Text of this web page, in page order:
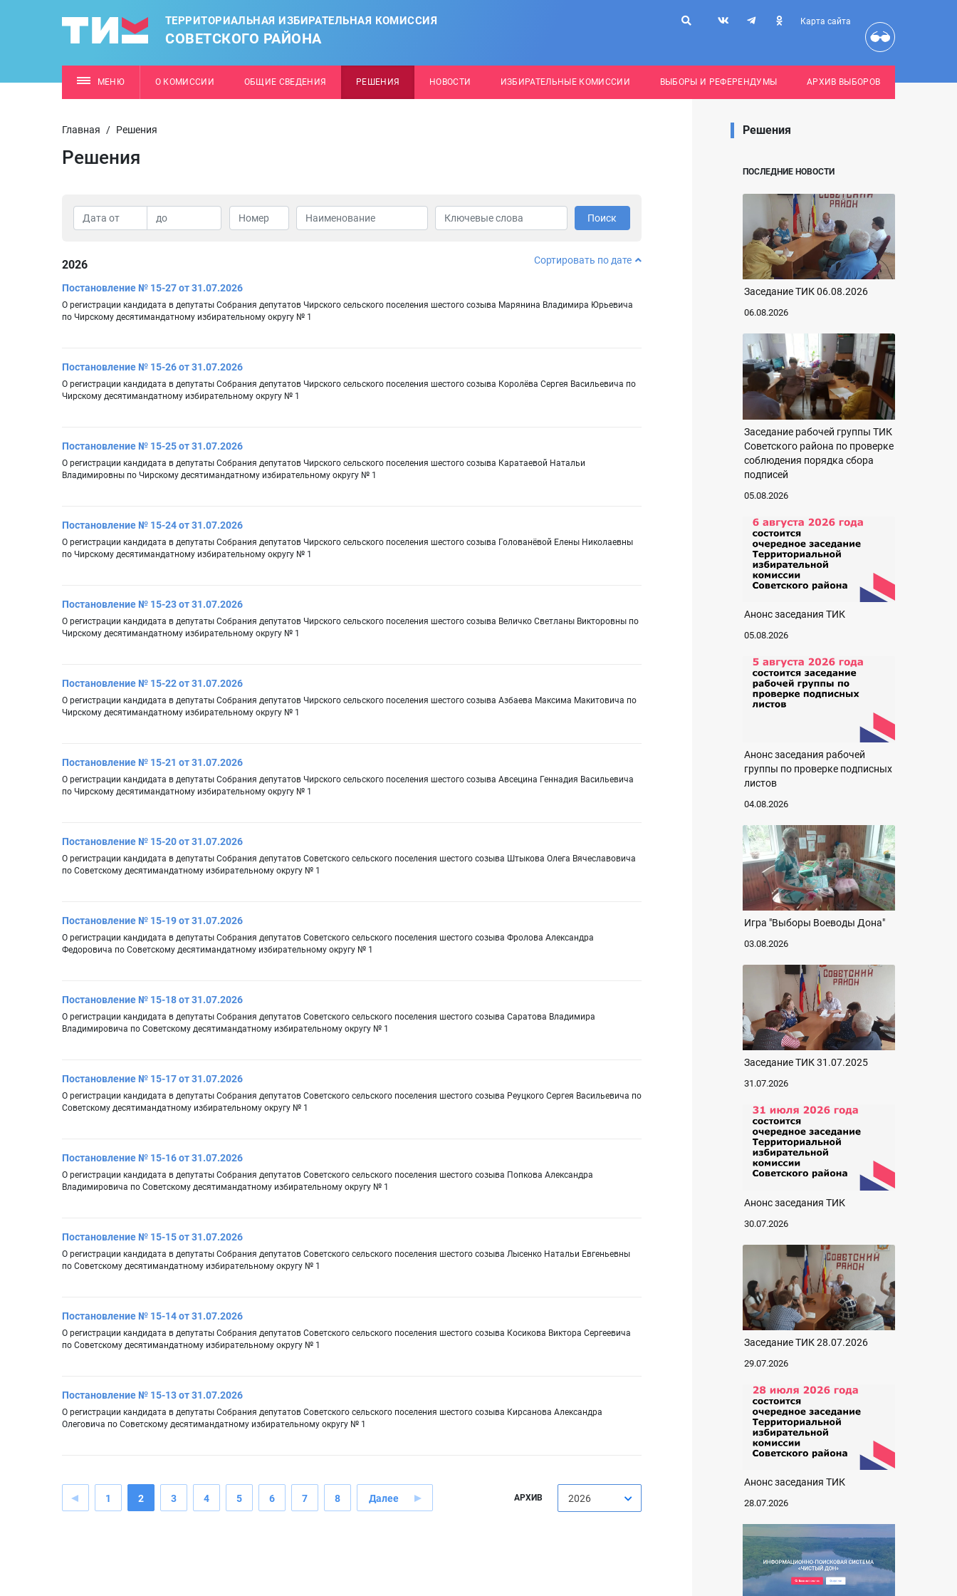
ТЕРРИТОРИАЛЬНАЯ ИЗБИРАТЕЛЬНАЯ КОМИССИЯ
СОВЕТСКОГО РАЙОНА
Карта сайта
МЕНЮ О КОМИССИИ ОБЩИЕ СВЕДЕНИЯ РЕШЕНИЯ НОВОСТИ ИЗБИРАТЕЛЬНЫЕ КОМИССИИ ВЫБОРЫ И РЕФЕРЕНДУМЫ АРХИВ ВЫБОРОВ
Главная / Решения
Решения
Поиск
2026 Сортировать по дате
Постановление № 15-27 от 31.07.2026
О регистрации кандидата в депутаты Собрания депутатов Чирского сельского поселения шестого созыва Марянина Владимира Юрьевича
по Чирскому десятимандатному избирательному округу № 1
Постановление № 15-26 от 31.07.2026
О регистрации кандидата в депутаты Собрания депутатов Чирского сельского поселения шестого созыва Королёва Сергея Васильевича по
Чирскому десятимандатному избирательному округу № 1
Постановление № 15-25 от 31.07.2026
О регистрации кандидата в депутаты Собрания депутатов Чирского сельского поселения шестого созыва Каратаевой Натальи
Владимировны по Чирскому десятимандатному избирательному округу № 1
Постановление № 15-24 от 31.07.2026
О регистрации кандидата в депутаты Собрания депутатов Чирского сельского поселения шестого созыва Голованёвой Елены Николаевны
по Чирскому десятимандатному избирательному округу № 1
Постановление № 15-23 от 31.07.2026
О регистрации кандидата в депутаты Собрания депутатов Чирского сельского поселения шестого созыва Величко Светланы Викторовны по
Чирскому десятимандатному избирательному округу № 1
Постановление № 15-22 от 31.07.2026
О регистрации кандидата в депутаты Собрания депутатов Чирского сельского поселения шестого созыва Азбаева Максима Макитовича по
Чирскому десятимандатному избирательному округу № 1
Постановление № 15-21 от 31.07.2026
О регистрации кандидата в депутаты Собрания депутатов Чирского сельского поселения шестого созыва Авсецина Геннадия Васильевича
по Чирскому десятимандатному избирательному округу № 1
Постановление № 15-20 от 31.07.2026
О регистрации кандидата в депутаты Собрания депутатов Советского сельского поселения шестого созыва Штыкова Олега Вячеславовича
по Советскому десятимандатному избирательному округу № 1
Постановление № 15-19 от 31.07.2026
О регистрации кандидата в депутаты Собрания депутатов Советского сельского поселения шестого созыва Фролова Александра
Федоровича по Советскому десятимандатному избирательному округу № 1
Постановление № 15-18 от 31.07.2026
О регистрации кандидата в депутаты Собрания депутатов Советского сельского поселения шестого созыва Саратова Владимира
Владимировича по Советскому десятимандатному избирательному округу № 1
Постановление № 15-17 от 31.07.2026
О регистрации кандидата в депутаты Собрания депутатов Советского сельского поселения шестого созыва Реуцкого Сергея Васильевича по
Советскому десятимандатному избирательному округу № 1
Постановление № 15-16 от 31.07.2026
О регистрации кандидата в депутаты Собрания депутатов Советского сельского поселения шестого созыва Попкова Александра
Владимировича по Советскому десятимандатному избирательному округу № 1
Постановление № 15-15 от 31.07.2026
О регистрации кандидата в депутаты Собрания депутатов Советского сельского поселения шестого созыва Лысенко Натальи Евгеньевны
по Советскому десятимандатному избирательному округу № 1
Постановление № 15-14 от 31.07.2026
О регистрации кандидата в депутаты Собрания депутатов Советского сельского поселения шестого созыва Косикова Виктора Сергеевича
по Советскому десятимандатному избирательному округу № 1
Постановление № 15-13 от 31.07.2026
О регистрации кандидата в депутаты Собрания депутатов Советского сельского поселения шестого созыва Кирсанова Александра
Олеговича по Советскому десятимандатному избирательному округу № 1
1 2 3 4 5 6 7 8 Далее АРХИВ 2026
Решения
ПОСЛЕДНИЕ НОВОСТИ
Заседание ТИК 06.08.2026
06.08.2026
Заседание рабочей группы ТИК
Советского района по проверке
соблюдения порядка сбора
подписей
05.08.2026
Анонс заседания ТИК
05.08.2026
Анонс заседания рабочей
группы по проверке подписных
листов
04.08.2026
Игра "Выборы Воеводы Дона"
03.08.2026
Заседание ТИК 31.07.2025
31.07.2026
Анонс заседания ТИК
30.07.2026
Заседание ТИК 28.07.2026
29.07.2026
Анонс заседания ТИК
28.07.2026